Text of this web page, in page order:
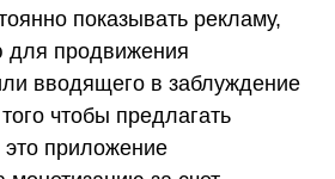
показывать рекламу,
для продвижения
вводящего в заблуждение
чтобы предлагать
это приложение